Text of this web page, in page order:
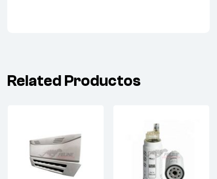
Related Productos